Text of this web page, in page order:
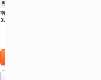
敷
南流山駅 徒歩13分
3LDK/83.46㎡